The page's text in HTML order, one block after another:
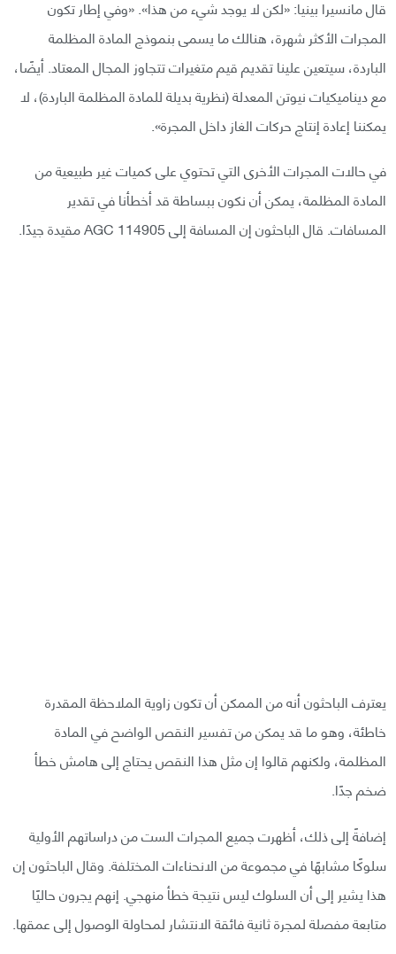
قال مانسيرا بينيا: «لكن لا يوجد شيء من هذا». «وفي إطار تكون
المجرات الأكثر شهرة، هنالك ما يسمى بنموذج المادة المظلمة
الباردة، سيتعين علينا تقديم قيم متغيرات تتجاوز المجال المعتاد. أيضًا،
مع ديناميكيات نيوتن المعدلة (نظرية بديلة للمادة المظلمة الباردة)، لا
يمكننا إعادة إنتاج حركات الغاز داخل المجرة».
في حالات المجرات الأخرى التي تحتوي على كميات غير طبيعية من
المادة المظلمة، يمكن أن نكون ببساطة قد أخطأنا في تقدير
المسافات. قال الباحثون إن المسافة إلى AGC 114905 مقيدة جيدًا.
يعترف الباحثون أنه من الممكن أن تكون زاوية الملاحظة المقدرة
خاطئة، وهو ما قد يمكن من تفسير النقص الواضح في المادة
المظلمة، ولكنهم قالوا إن مثل هذا النقص يحتاج إلى هامش خطأ
ضخم جدًا.
إضافةً إلى ذلك، أظهرت جميع المجرات الست من دراساتهم الأولية
سلوكًا مشابهًا في مجموعة من الانحناءات المختلفة. وقال الباحثون إن
هذا يشير إلى أن السلوك ليس نتيجة خطأ منهجي. إنهم يجرون حاليًا
متابعة مفصلة لمجرة ثانية فائقة الانتشار لمحاولة الوصول إلى عمقها.